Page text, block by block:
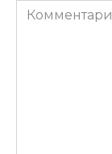
Комментарий